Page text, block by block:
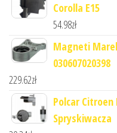
Corolla E15
54.98zł
Magneti
030607020398
229.62zł
Polcar Citroen
Spryskiwacza